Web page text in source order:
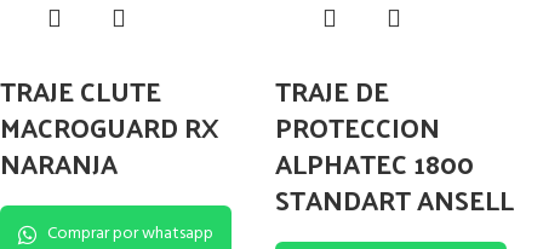
TRAJE CLUTE
MACROGUARD RX
NARANJA
Comprar por whatsapp
TRAJE DE
PROTECCION
ALPHATEC 1800
STANDART ANSELL